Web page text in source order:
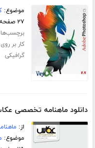
موضوع:
۲۷ صفحه
کار بر
گرافیکی
دانلود ماهنامه تخصصی
از:
موضوع: